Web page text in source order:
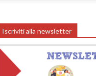
Iscriviti alla newsletter